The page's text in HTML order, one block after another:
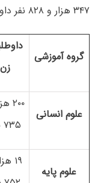
۳۴۷ هزار و ۸۲۸ نفر داوطلب است.
گروه آموزشی
زن
علوم انسانی
۷۳۵ نفر
علوم پایه
۱۹